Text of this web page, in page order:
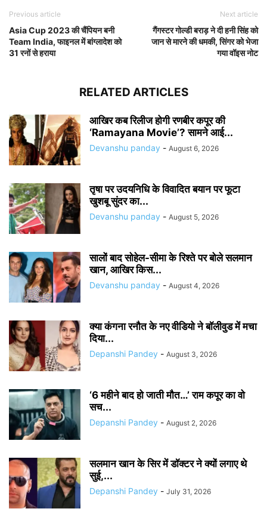
Previous article
Asia Cup 2023 की चैंपियन बनी
Team India, फाइनल में बांग्लादेश को
31 रनों से हराया
Next article
गैंगस्टर गोल्डी बराड़ ने दी हनी सिंह को
जान से मारने की धमकी, सिंगर को भेजा
गया वॉइस नोट
RELATED ARTICLES
आखिर कब रिलीज होगी रणबीर कपूर की
‘Ramayana Movie’? सामने आई...
Devanshu panday - August 6, 2026
तृषा पर उदयनिधि के विवादित बयान पर फूटा
खुशबू सुंदर का...
Devanshu panday - August 5, 2026
सालों बाद सोहेल-सीमा के रिश्ते पर बोले सलमान
खान, आखिर किस...
Devanshu panday - August 4, 2026
क्या कंगना रनौत के नए वीडियो ने बॉलीवुड में मचा
दिया...
Depanshi Pandey - August 3, 2026
‘6 महीने बाद हो जाती मौत…’ राम कपूर का वो
सच...
Depanshi Pandey - August 2, 2026
सलमान खान के सिर में डॉक्टर ने क्यों लगाए थे
सुई,...
Depanshi Pandey - July 31, 2026